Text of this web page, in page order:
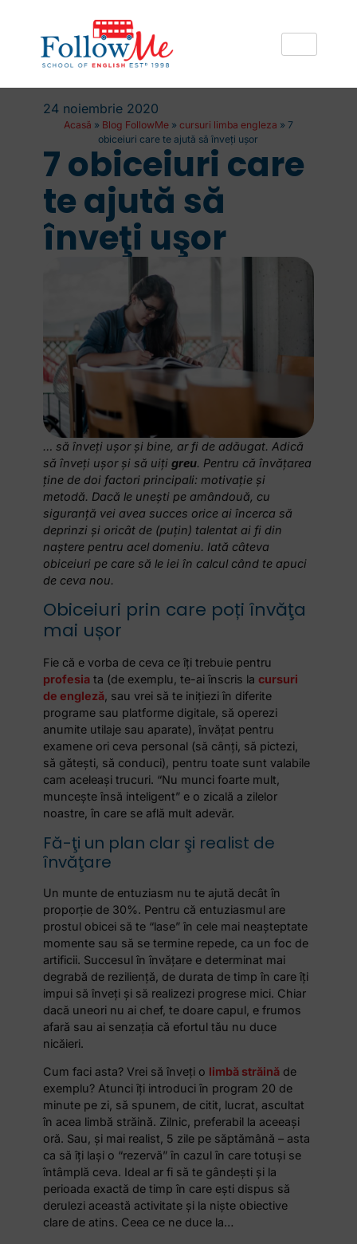
24 noiembrie 2020
Acasă » Blog FollowMe» cursuri limba engleza » 7
obiceiuri care te ajută să înveţi uşor
7 obiceiuri care
te ajută să
înveţi uşor
… să înveţi uşor şi bine, ar fi de adăugat. Adică
să înveţi uşor şi să uiţigreu. Pentru că învăţarea
ţine de doi factori principali: motivaţie şi
metodă. Dacă le uneşti pe amândouă, cu
siguranţă vei avea succes orice ai încerca să
deprinzi şi oricât de (puţin) talentat ai fi din
naştere pentru acel domeniu. Iată câteva
obiceiuri pe care să le iei în calcul când te apuci
de ceva nou.
Obiceiuri prin care poți învăţa
mai ușor
Fie că e vorba de ceva ce îţi trebuie pentru
profesia ta (de exemplu, te-ai înscris lacursuri
de engleză, sau vrei să te iniţiezi în diferite
programe sau platforme digitale, să operezi
anumite utilaje sau aparate), învăţat pentru
examene ori ceva personal (să cânţi, să pictezi,
să găteşti, să conduci), pentru toate sunt valabile
cam aceleaşi trucuri. “Nu munci foarte mult,
munceşte însă inteligent” e o zicală a zilelor
noastre, în care se află mult adevăr.
Fă-ţi un plan clar şi realist de
învăţare
Un munte de entuziasm nu te ajută decât în
proporţie de 30%. Pentru că entuziasmul are
prostul obicei să te “lase” în cele mai neaşteptate
momente sau să se termine repede, ca un foc de
artificii. Succesul în învăţare e determinat mai
degrabă de rezilienţă, de durata de timp în care îţi
impui să înveţi şi să realizezi progrese mici. Chiar
dacă uneori nu ai chef, te doare capul, e frumos
afară sau ai senzaţia că efortul tău nu duce
nicăieri.
Cum faci asta? Vrei să înveți o limbă străină de
exemplu? Atunci îţi introduci în program 20 de
minute pe zi, să spunem, de citit, lucrat, ascultat
în acea limbă străină. Zilnic, preferabil la aceeaşi
oră. Sau, şi mai realist, 5 zile pe săptămână – asta
ca să îţi laşi o “rezervă” în cazul în care totuşi se
întâmplă ceva. Ideal ar fi să te gândeşti şi la
perioada exactă de timp în care eşti dispus să
derulezi această activitate şi la nişte obiective
clare de atins. Ceea ce ne duce la…